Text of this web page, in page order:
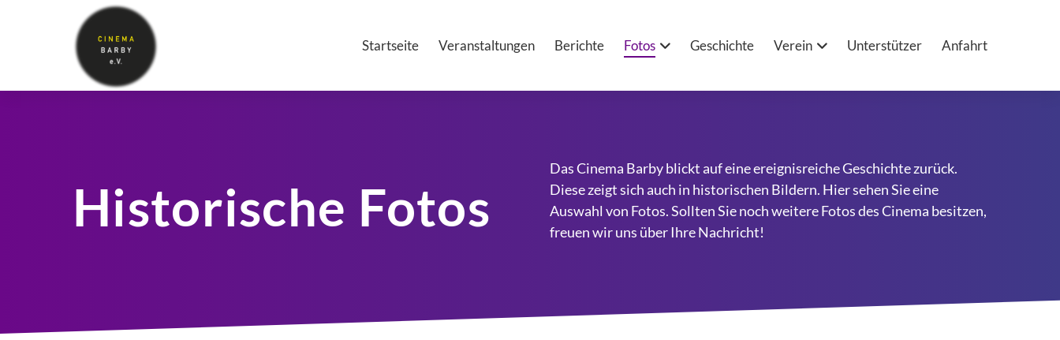
Startseite Veranstaltungen Berichte Fotos Geschichte Verein Unterstützer Anfahrt
Historische Fotos
Das Cinema Barby blickt auf eine ereignisreiche Geschichte zurück.
Diese zeigt sich auch in historischen Bildern. Hier sehen Sie eine
Auswahl von Fotos. Sollten Sie noch weitere Fotos des Cinema besitzen,
freuen wir uns über Ihre Nachricht!